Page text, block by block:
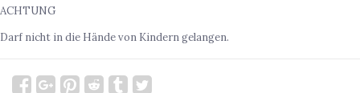
ACHTUNG
Darf nicht in die Hände von Kindern gelangen.